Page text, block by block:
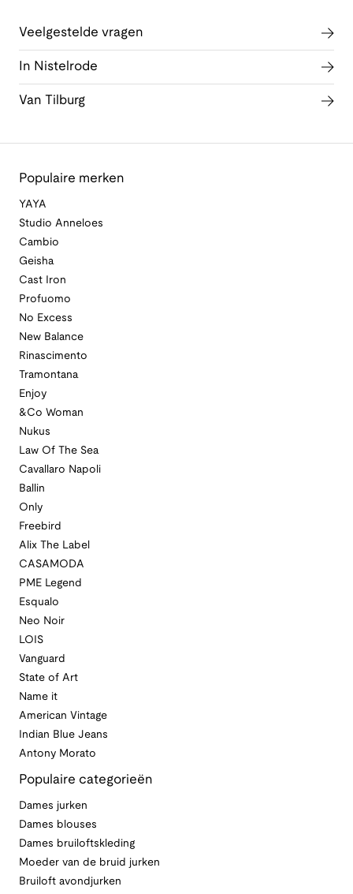
Veelgestelde vragen
In Nistelrode
Van Tilburg
Populaire merken
YAYA
Studio Anneloes
Cambio
Geisha
Cast Iron
Profuomo
No Excess
New Balance
Rinascimento
Tramontana
Enjoy
&Co Woman
Nukus
Law Of The Sea
Cavallaro Napoli
Ballin
Only
Freebird
Alix The Label
CASAMODA
PME Legend
Esqualo
Neo Noir
LOIS
Vanguard
State of Art
Name it
American Vintage
Indian Blue Jeans
Antony Morato
Populaire categorieën
Dames jurken
Dames blouses
Dames bruiloftskleding
Moeder van de bruid jurken
Bruiloft avondjurken